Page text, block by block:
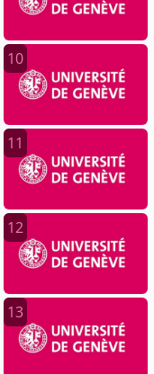
10
11
12
13